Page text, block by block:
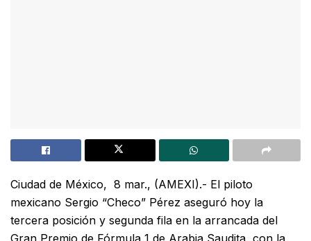
Ciudad de México, 8 mar., (AMEXI).- El piloto
mexicano Sergio “Checo” Pérez aseguró hoy la
tercera posición y segunda fila en la arrancada del